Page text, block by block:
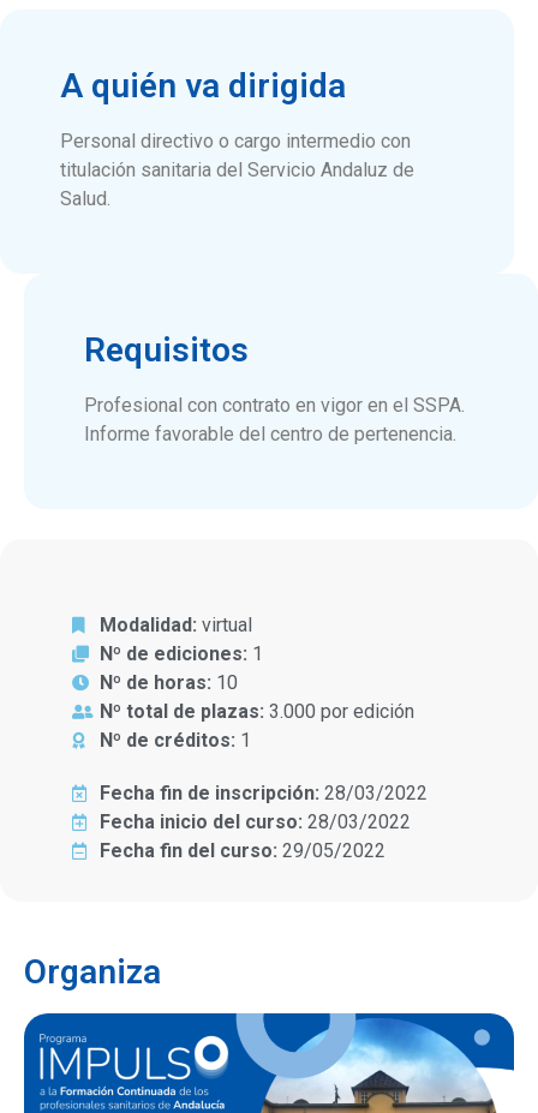
A quién va dirigida
Personal directivo o cargo intermedio con
titulación sanitaria del Servicio Andaluz de
Salud.
Requisitos
Profesional con contrato en vigor en el SSPA.
Informe favorable del centro de pertenencia.
Modalidad: virtual
Nº de ediciones: 1
Nº de horas: 10
Nº total de plazas: 3.000 por edición
Nº de créditos: 1
Fecha fin de inscripción: 28/03/2022
Fecha inicio del curso: 28/03/2022
Fecha fin del curso: 29/05/2022
Organiza